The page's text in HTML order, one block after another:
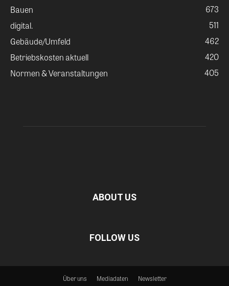
Bauen
673
digital.
511
Gebäude/Umfeld
462
Betriebskosten aktuell
420
Normen & Veranstaltungen
405
ABOUT US
FOLLOW US
Über uns Mediadaten Newsletter